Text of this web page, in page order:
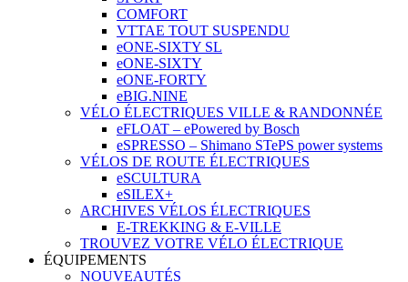
COMFORT
VTTAE TOUT SUSPENDU
eONE-SIXTY SL
eONE-SIXTY
eONE-FORTY
eBIG.NINE
VÉLO ÉLECTRIQUES VILLE & RANDONNÉE
eFLOAT – ePowered by Bosch
eSPRESSO – Shimano STePS power systems
VÉLOS DE ROUTE ÉLECTRIQUES
eSCULTURA
eSILEX+
ARCHIVES VÉLOS ÉLECTRIQUES
E-TREKKING & E-VILLE
TROUVEZ VOTRE VÉLO ÉLECTRIQUE
ÉQUIPEMENTS
NOUVEAUTÉS